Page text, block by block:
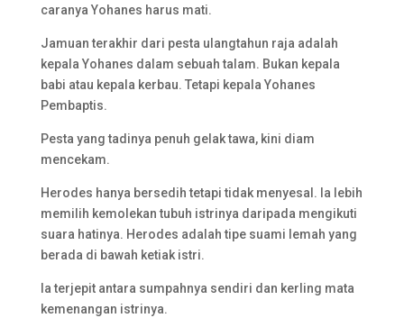
caranya Yohanes harus mati.
Jamuan terakhir dari pesta ulangtahun raja adalah
kepala Yohanes dalam sebuah talam. Bukan kepala
babi atau kepala kerbau. Tetapi kepala Yohanes
Pembaptis.
Pesta yang tadinya penuh gelak tawa, kini diam
mencekam.
Herodes hanya bersedih tetapi tidak menyesal. Ia lebih
memilih kemolekan tubuh istrinya daripada mengikuti
suara hatinya. Herodes adalah tipe suami lemah yang
berada di bawah ketiak istri.
Ia terjepit antara sumpahnya sendiri dan kerling mata
kemenangan istrinya.